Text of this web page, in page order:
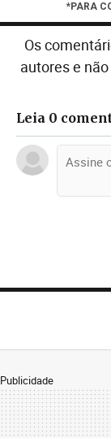
*PARA
Os
autores e
Leia 0
Publicidade